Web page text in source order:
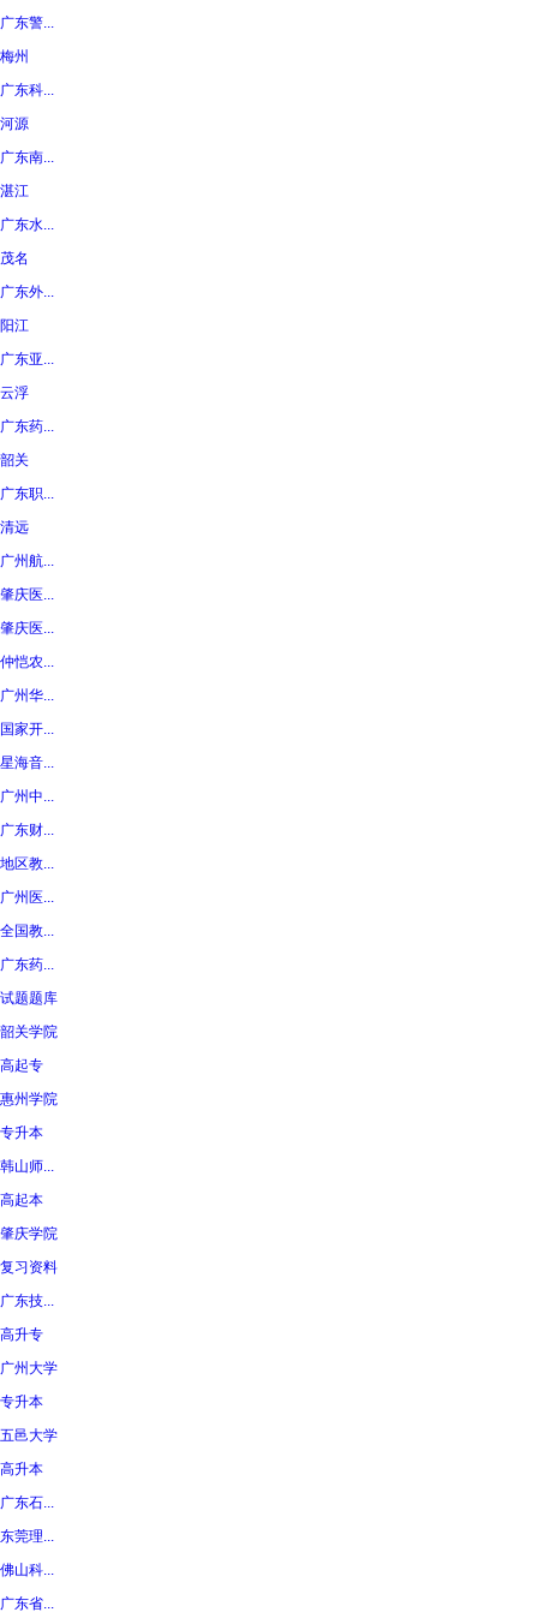
广东警...
梅州
广东科...
河源
广东南...
湛江
广东水...
茂名
广东外...
阳江
广东亚...
云浮
广东药...
韶关
广东职...
清远
广州航...
肇庆医...
肇庆医...
仲恺农...
广州华...
国家开...
星海音...
广州中...
广东财...
地区教...
广州医...
全国教...
广东药...
试题题库
韶关学院
高起专
惠州学院
专升本
韩山师...
高起本
肇庆学院
复习资料
广东技...
高升专
广州大学
专升本
五邑大学
高升本
广东石...
东莞理...
佛山科...
广东省...